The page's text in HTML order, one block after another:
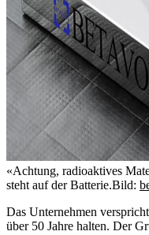
«Achtung, radioaktives
steht auf der Batterie.Bild:
Das Unternehmen
über 50 Jahre halten. Der